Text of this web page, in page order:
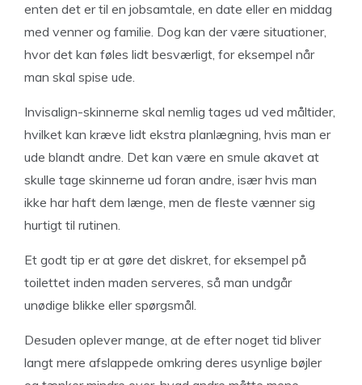
enten det er til en jobsamtale, en date eller en middag
med venner og familie. Dog kan der være situationer,
hvor det kan føles lidt besværligt, for eksempel når
man skal spise ude.
Invisalign-skinnerne skal nemlig tages ud ved måltider,
hvilket kan kræve lidt ekstra planlægning, hvis man er
ude blandt andre. Det kan være en smule akavet at
skulle tage skinnerne ud foran andre, især hvis man
ikke har haft dem længe, men de fleste vænner sig
hurtigt til rutinen.
Et godt tip er at gøre det diskret, for eksempel på
toilettet inden maden serveres, så man undgår
unødige blikke eller spørgsmål.
Desuden oplever mange, at de efter noget tid bliver
langt mere afslappede omkring deres usynlige bøjler